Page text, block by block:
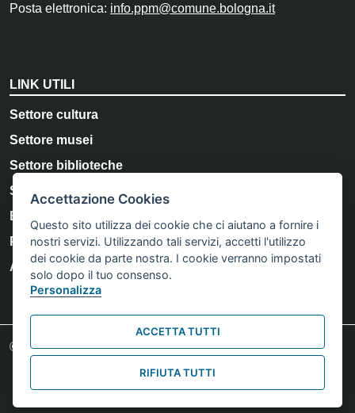
Posta elettronica: info.ppm@comune.bologna.it
LINK UTILI
Settore cultura
Settore musei
Settore biblioteche
Storia e Memoria di Bologna
Bologna Welcome
Privacy Policy
Accessibilità
Footer credits
© Comune di Bologna 2023. Tutti i diritti riservati.
Accettazione Cookies
Questo sito utilizza dei cookie che ci aiutano a fornire i
nostri servizi. Utilizzando tali servizi, accetti l'utilizzo
dei cookie da parte nostra. I cookie verranno impostati
solo dopo il tuo consenso.
Personalizza
ACCETTA TUTTI
RIFIUTA TUTTI